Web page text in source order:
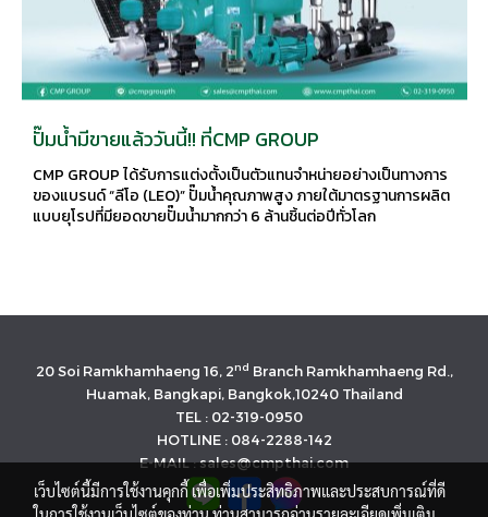
ปั๊มน้ำมีขายแล้ววันนี้!! ที่CMP GROUP
CMP GROUP ได้รับการแต่งตั้งเป็นตัวแทนจำหน่ายอย่างเป็นทางการ
ของแบรนด์ “ลีโอ (LEO)” ปั๊มน้ำคุณภาพสูง ภายใต้มาตรฐานการผลิต
แบบยุโรปที่มียอดขายปั๊มน้ำมากกว่า 6 ล้านชิ้นต่อปีทั่วโลก
20 Soi Ramkhamhaeng 16, 2nd Branch Ramkhamhaeng Rd.,
Huamak, Bangkapi, Bangkok,10240 Thailand
TEL : 02-319-0950
HOTLINE : 084-2288-142
E-MAIL : sales@cmpthai.com
เว็บไซต์นี้มีการใช้งานคุกกี้ เพื่อเพิ่มประสิทธิภาพและประสบการณ์ที่ดี